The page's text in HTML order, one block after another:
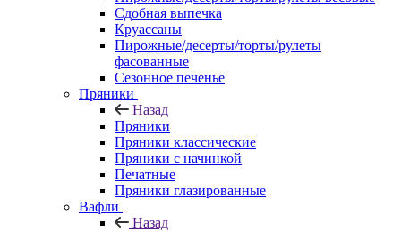
Сдобная выпечка
Круассаны
Пирожные/десерты/торты/рулеты
фасованные
Сезонное печенье
Пряники
Назад
Пряники
Пряники классические
Пряники с начинкой
Печатные
Пряники глазированные
Вафли
Назад